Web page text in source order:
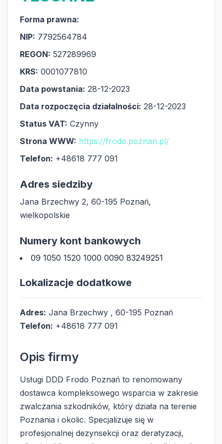
Forma prawna:
NIP: 7792564784
REGON: 527289969
KRS: 0001077810
Data powstania: 28-12-2023
Data rozpoczęcia działalności: 28-12-2023
Status VAT: Czynny
Strona WWW: https://frodo.poznan.pl/
Telefon: +48618 777 091
Adres siedziby
Jana Brzechwy 2, 60-195 Poznań,
wielkopolskie
Numery kont bankowych
09 1050 1520 1000 0090 83249251
Lokalizacje dodatkowe
Adres: Jana Brzechwy , 60-195 Poznań
Telefon: +48618 777 091
Opis firmy
Usługi DDD Frodo Poznań to renomowany
dostawca kompleksowego wsparcia w zakresie
zwalczania szkodników, który działa na terenie
Poznania i okolic. Specjalizuje się w
profesjonalnej dezynsekcji oraz deratyzacji,